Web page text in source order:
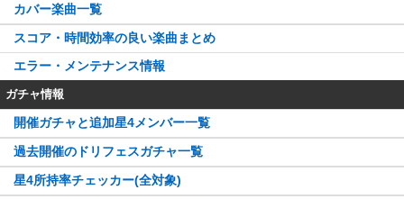
カバー楽曲一覧
スコア・時間効率の良い楽曲まとめ
エラー・メンテナンス情報
ガチャ情報
開催ガチャと追加星4メンバー一覧
過去開催のドリフェスガチャ一覧
星4所持率チェッカー(全対象)